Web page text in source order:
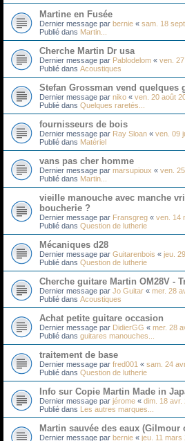
Martine en Fusée
Dernier message par bernie « sam. 18
Publié dans Martin...
Cherche Martin Dr usa
Dernier message par Pablodelom « ven.
Publié dans Acoustiques
Stefan Grossman vend quelques
Dernier message par niko « ven. 20 août
Publié dans Quelques raretés...
fournisseurs de bois
Dernier message par Ray Sloan « ven. 09
Publié dans Matériel
vans pas cher homme
Dernier message par marsupioux « ven.
Publié dans Martin...
vieille manouche avec manche
boucherie ?
Dernier message par Fransgreg « ven. 14
Publié dans Question de lutherie
Mécaniques d28
Dernier message par Guitarenbois « jeu.
Publié dans Question de lutherie
Cherche guitare Martin OM28V -
Dernier message par Jo Guitar « mer. 28
Publié dans Acoustiques
Achat petite guitare occasion
Dernier message par DidierGG « mer. 28
Publié dans guitares manouches...
traitement de base
Dernier message par fred001 « sam. 24
Publié dans Question de lutherie
Info sur Copie Martin Made in
Dernier message par jérome « dim. 18 avr.
Publié dans Les autres marques...
Martin sauvée des eaux (Gilmour
Dernier message par bernie « jeu. 11 mars